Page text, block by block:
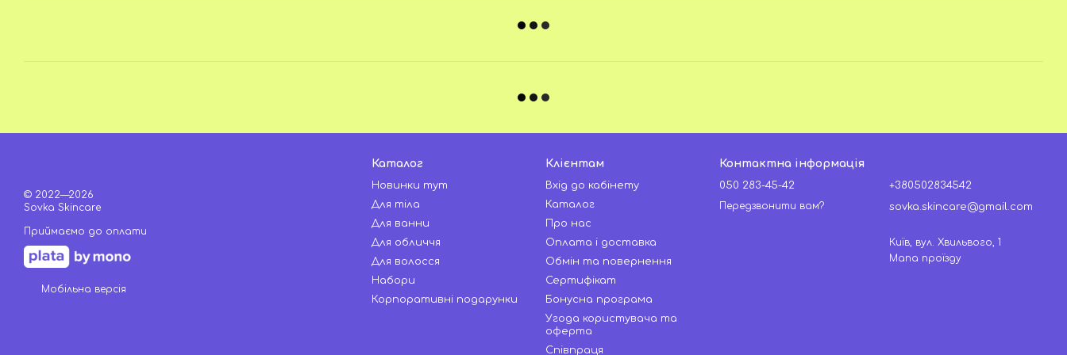
© 2022—2026
Sovka Skincare
Приймаємо до оплати
Мобільна версія
Каталог
Новинки тут
Для тіла
Для ванни
Для обличчя
Для волосся
Набори
Корпоративні подарунки
Клієнтам
Вхід до кабінету
Каталог
Про нас
Оплата і доставка
Обмін та повернення
Сертифікат
Бонусна програма
Угода користувача та
оферта
Співпраця
Контактна інформація
050 283-45-42
Передзвонити вам?
+380502834542
sovka.skincare@gmail.com
Київ, вул. Хвильвого, 1
Мапа проїзду